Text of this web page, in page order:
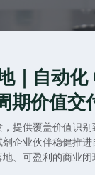
｜自动化
期价值交
提供覆盖价值识
企业伙伴稳健推进
、可盈利的商业闭